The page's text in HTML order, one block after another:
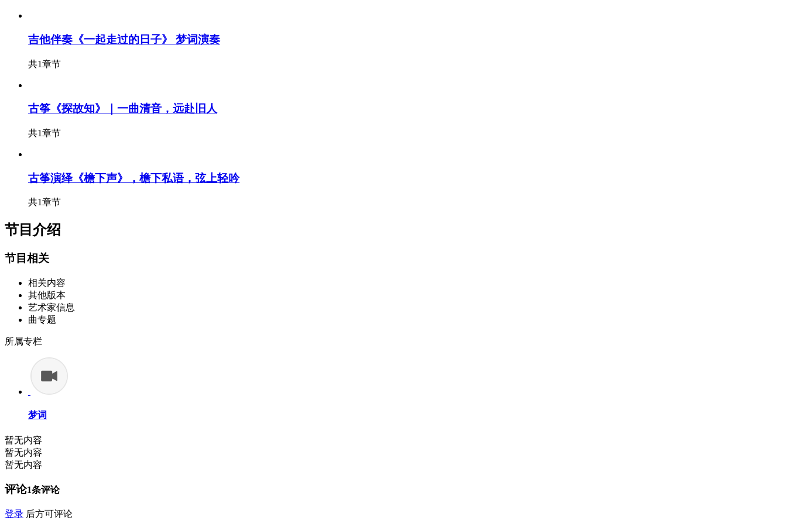
吉他伴奏《一起走过的日子》 梦词演奏
共1章节
古筝《探故知》｜一曲清音，远赴旧人
共1章节
古筝演绎《檐下声》，檐下私语，弦上轻吟
共1章节
节目介绍
节目相关
相关内容
其他版本
艺术家信息
曲专题
所属专栏
梦词
暂无内容
暂无内容
暂无内容
评论1条评论
登录 后方可评论